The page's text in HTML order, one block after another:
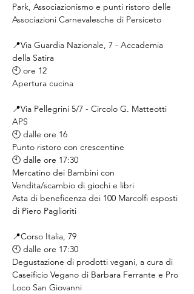
Park, Associazionismo e punti ristoro delle
Associazioni Carnevalesche di Persiceto
📍Via Guardia Nazionale, 7 - Accademia
della Satira
🕙 ore 12
Apertura cucina
📍Via Pellegrini 5/7 - Circolo G. Matteotti
APS
🕙 dalle ore 16
Punto ristoro con crescentine
🕙 dalle ore 17:30
Mercatino dei Bambini con
Vendita/scambio di giochi e libri
Asta di beneficenza dei 100 Marcolfi esposti
di Piero Paglioriti
📍Corso Italia, 79
🕙 dalle ore 17:30
Degustazione di prodotti vegani, a cura di
Caseificio Vegano di Barbara Ferrante e Pro
Loco San Giovanni